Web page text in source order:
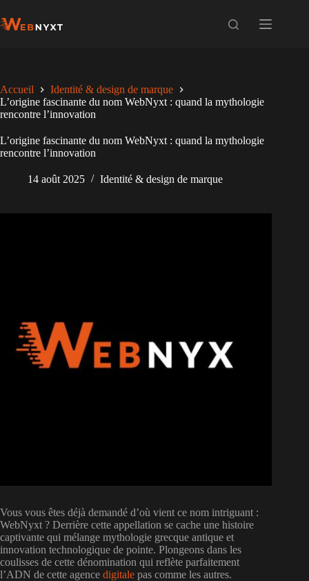
au
contenu
Accueil
Identité & design de marque
L’origine fascinante du nom WebNyxt : quand la mythologie
rencontre l’innovation
L’origine fascinante du nom WebNyxt : quand la mythologie
rencontre l’innovation
14 août 2025 Identité & design de marque
Vous vous êtes déjà demandé d’où vient ce nom intriguant :
WebNyxt ? Derrière cette appellation se cache une histoire
captivante qui mélange mythologie grecque antique et
innovation technologique de pointe. Plongeons dans les
coulisses de cette dénomination qui reflète parfaitement
l’ADN de cette agence digitale pas comme les autres.